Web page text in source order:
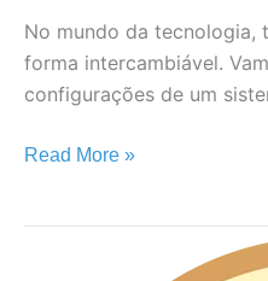
No mundo da tecnologia,
forma intercambiável.
configurações de um
Read More »